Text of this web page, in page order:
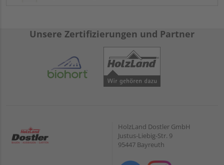
Unsere Zertifizierungen und Partner
HolzLand Dostler GmbH
Justus-Liebig-Str. 9
95447 Bayreuth